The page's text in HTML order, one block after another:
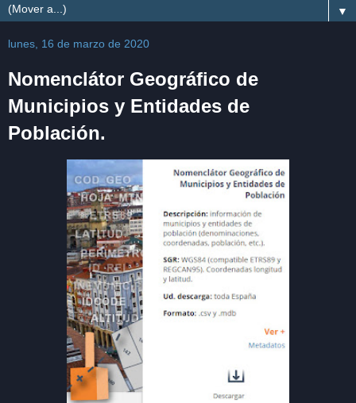
▼
lunes, 16 de marzo de 2020
Nomenclátor Geográfico de
Municipios y Entidades de
Población.